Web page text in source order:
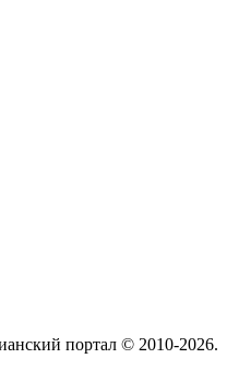
портал © 2010-2026.